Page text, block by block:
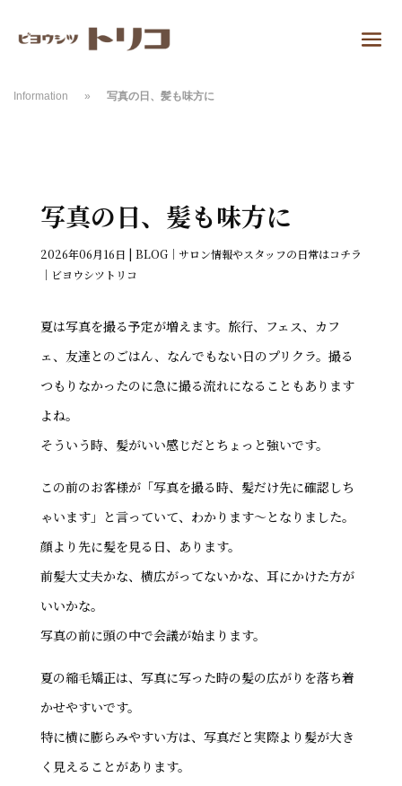
Information » 写真の日、髪も味方に
写真の日、髪も味方に
2026年06月16日 | BLOG｜サロン情報やスタッフの日常はコチラ
｜ビヨウシツトリコ
夏は写真を撮る予定が増えます。旅行、フェス、カフ
ェ、友達とのごはん、なんでもない日のプリクラ。撮る
つもりなかったのに急に撮る流れになることもあります
よね。
そういう時、髪がいい感じだとちょっと強いです。
この前のお客様が「写真を撮る時、髪だけ先に確認しち
ゃいます」と言っていて、わかります～となりました。
顔より先に髪を見る日、あります。
前髪大丈夫かな、横広がってないかな、耳にかけた方が
いいかな。
写真の前に頭の中で会議が始まります。
夏の縮毛矯正は、写真に写った時の髪の広がりを落ち着
かせやすいです。
特に横に膨らみやすい方は、写真だと実際より髪が大き
く見えることがあります。